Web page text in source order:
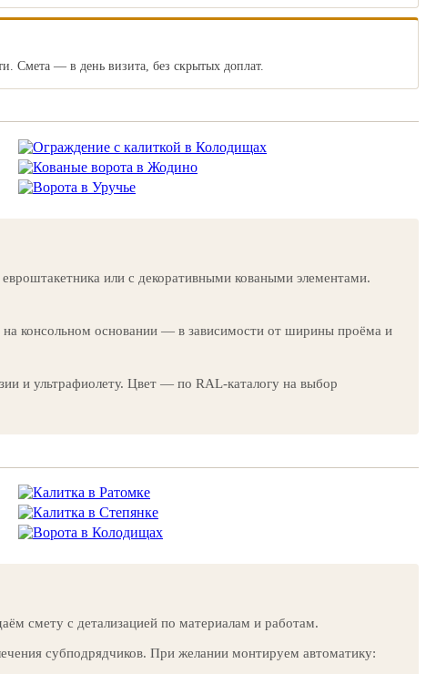
Смета — в день визита, без скрытых доплат.
или с декоративными коваными элементами.
консольном основании — в зависимости от ширины проёма и
и ультрафиолету. Цвет — по RAL-каталогу на выбор
смету с детализацией по материалам и работам.
субподрядчиков. При желании монтируем автоматику: